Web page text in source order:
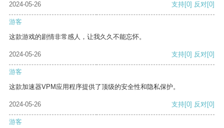
2024-05-26
支持[0] 反对[0]
游客
这款游戏的剧情非常感人，让我久久不能忘怀。
2024-05-26 支持[0] 反对[0]
游客
这款加速器VPM应用程序提供了顶级的安全性和隐私保护。
2024-05-26 支持[0] 反对[0]
游客